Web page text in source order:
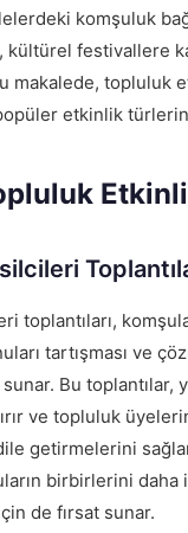
komşuluk
kültürel festivallere
makalede, topluluk
etkinlik
toplantıları,
tartışması ve
Bu toplantılar,
ve topluluk
getirmelerini
birbirlerini daha
de fırsat sunar.